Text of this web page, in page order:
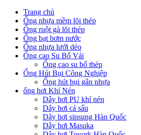
Trang chủ
Ống nhựa mềm lõi thép
Ống ruột gà lõi thép
Ống bạt bơm nước
Ống nhựa lưới dẻo
Ống cao Su Bố Vải
Ống cao su bố thép
Ống Hút Bụi Công Nghiệp
Ống hút bụi gân nhựa
ống hơi Khí Nén
Dây hơi PU khí nén
Dây hơi cá sấu
Dây hơi sinsung Hàn Quốc
Dây hơi Masuka